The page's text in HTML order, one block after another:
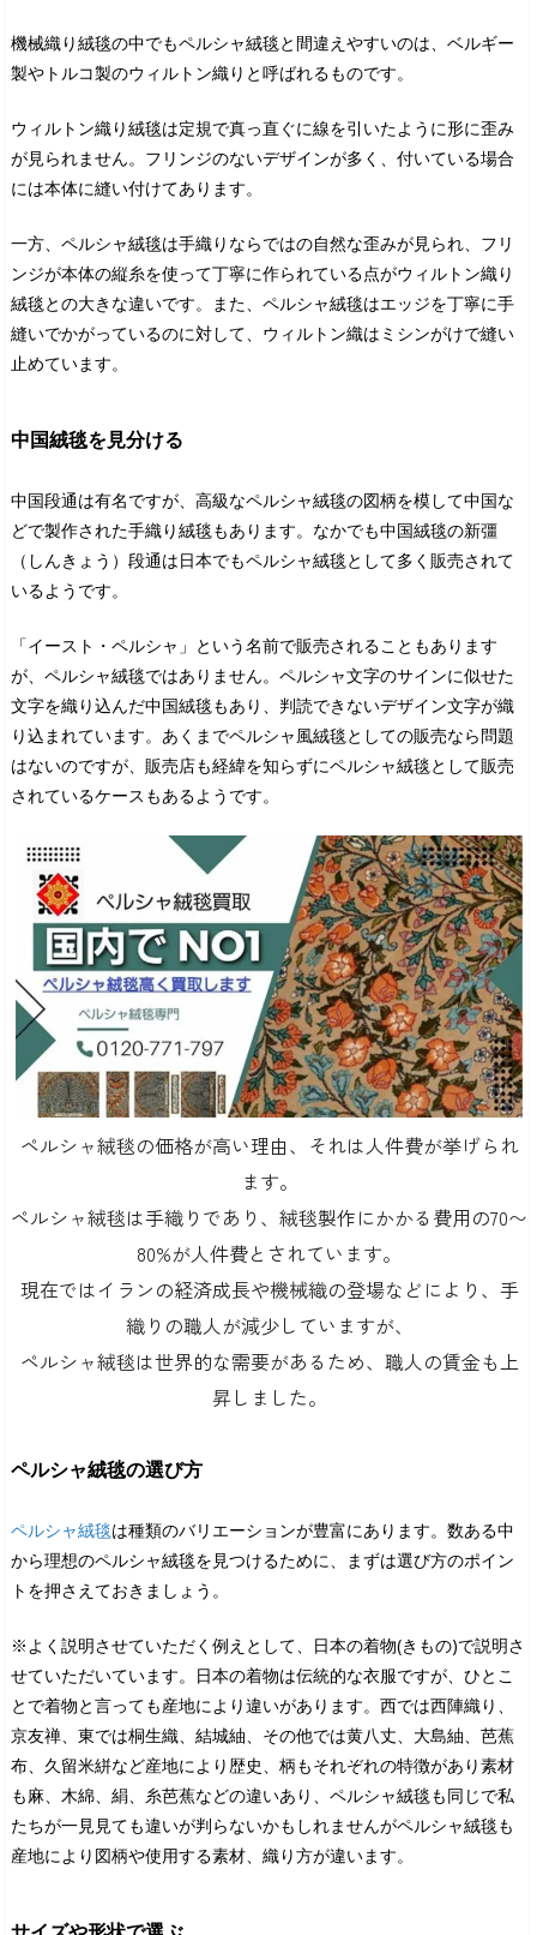
機械織り絨毯の中でもペルシャ絨毯と間違えやすいのは、ベルギー
製やトルコ製のウィルトン織りと呼ばれるものです。
ウィルトン織り絨毯は定規で真っ直ぐに線を引いたように形に歪み
が見られません。フリンジのないデザインが多く、付いている場合
には本体に縫い付けてあります。
一方、ペルシャ絨毯は手織りならではの自然な歪みが見られ、フリ
ンジが本体の縦糸を使って丁寧に作られている点がウィルトン織り
絨毯との大きな違いです。また、ペルシャ絨毯はエッジを丁寧に手
縫いでかがっているのに対して、ウィルトン織はミシンがけで縫い
止めています。
中国絨毯を見分ける
中国段通は有名ですが、高級なペルシャ絨毯の図柄を模して中国な
どで製作された手織り絨毯もあります。なかでも中国絨毯の新彊
（しんきょう）段通は日本でもペルシャ絨毯として多く販売されて
いるようです。
「イースト・ペルシャ」という名前で販売されることもあります
が、ペルシャ絨毯ではありません。ペルシャ文字のサインに似せた
文字を織り込んだ中国絨毯もあり、判読できないデザイン文字が織
り込まれています。あくまでペルシャ風絨毯としての販売なら問題
はないのですが、販売店も経緯を知らずにペルシャ絨毯として販売
されているケースもあるようです。
ペルシャ絨毯の価格が高い理由、それは人件費が挙げられ
ます。
ペルシャ絨毯は手織りであり、絨毯製作にかかる費用の70〜
80%が人件費とされています。
現在ではイランの経済成長や機械織の登場などにより、手
織りの職人が減少していますが、
ペルシャ絨毯は世界的な需要があるため、職人の賃金も上
昇しました。
ペルシャ絨毯の選び方
ペルシャ絨毯は種類のバリエーションが豊富にあります。数ある中
から理想のペルシャ絨毯を見つけるために、まずは選び方のポイン
トを押さえておきましょう。
※よく説明させていただく例えとして、日本の着物(きもの)で説明さ
せていただいています。日本の着物は伝統的な衣服ですが、ひとこ
とで着物と言っても産地により違いがあります。西では西陣織り、
京友禅、東では桐生織、結城紬、その他では黄八丈、大島紬、芭蕉
布、久留米絣など産地により歴史、柄もそれぞれの特徴があり素材
も麻、木綿、絹、糸芭蕉などの違いあり、ペルシャ絨毯も同じで私
たちが一見見ても違いが判らないかもしれませんがペルシャ絨毯も
産地により図柄や使用する素材、織り方が違います。